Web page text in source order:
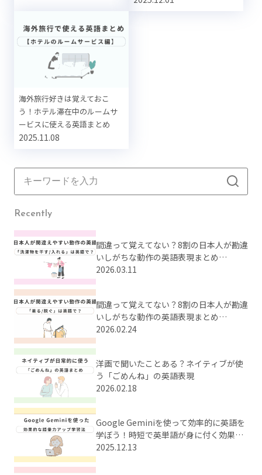
海外旅行好きは覚えておこ
う！ホテル滞在中のルームサ
ービスに使える英語まとめ
2025.11.08
Recently
間違って覚えてない？8割の日本人が勘違
いしがちな動作の英語表現まとめ
【Part2】
2026.03.11
間違って覚えてない？8割の日本人が勘違
いしがちな動作の英語表現まとめ
【Part1】
2026.02.24
洋画で聞いたことある？ネイティブが使
う「ごめんね」の英語表現
2026.02.18
Google Geminiを使って効率的に英語を
学ぼう！時短で英単語が身に付く効果的
な学習法とは？
2025.12.13